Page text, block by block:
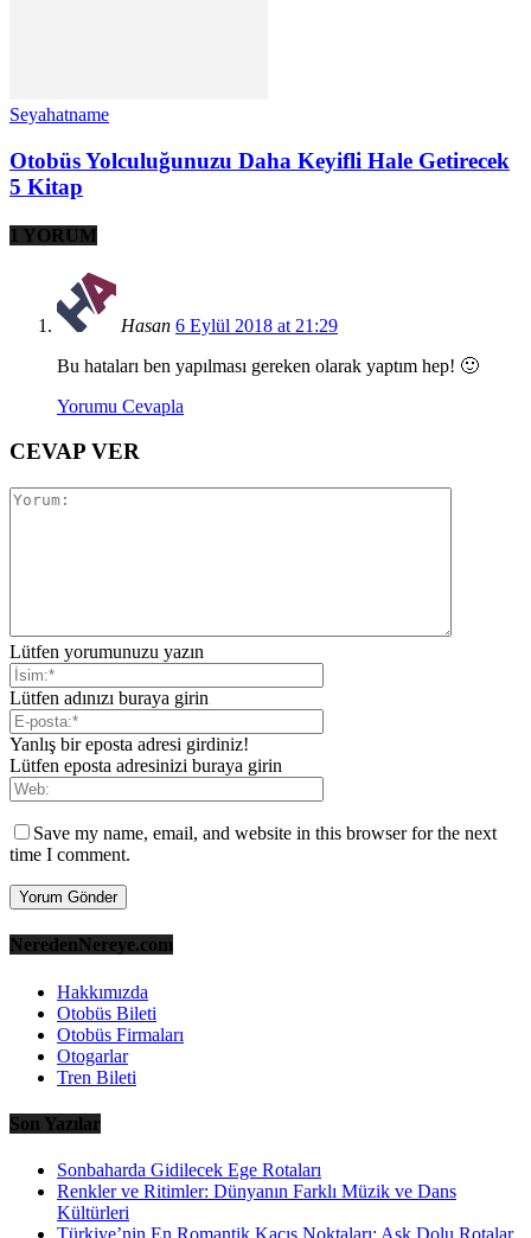
Seyahatname
Otobüs Yolculuğunuzu Daha Keyifli Hale Getirecek
5 Kitap
1 YORUM
Hasan 6 Eylül 2018 at 21:29
Bu hataları ben yapılması gereken olarak yaptım hep! 🙂
Yorumu Cevapla
CEVAP VER
Lütfen yorumunuzu yazın
Lütfen adınızı buraya girin
Yanlış bir eposta adresi girdiniz!
Lütfen eposta adresinizi buraya girin
Save my name, email, and website in this browser for the next
time I comment.
NeredenNereye.com
Hakkımızda
Otobüs Bileti
Otobüs Firmaları
Otogarlar
Tren Bileti
Son Yazılar
Sonbaharda Gidilecek Ege Rotaları
Renkler ve Ritimler: Dünyanın Farklı Müzik ve Dans
Kültürleri